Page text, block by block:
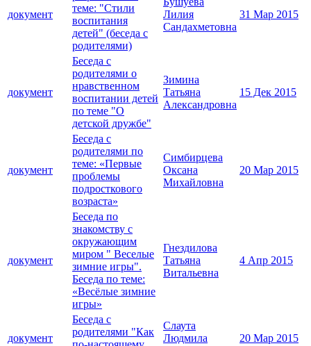
документ
теме: "Стили
воспитания
детей" (беседа с
родителями)
Лилия
Сандахметовна
31 Мар 2015
документ
Беседа с
родителями о
нравственном
воспитании детей
по теме "О
детской дружбе"
Зимина
Татьяна
Александровна
15 Дек 2015
документ
Беседа с
родителями по
теме: «Первые
проблемы
подросткового
возраста»
Симбирцева
Оксана
Михайловна
20 Мар 2015
документ
Беседа по
знакомству с
окружающим
миром " Веселые
зимние игры".
Беседа по теме:
«Весёлые зимние
игры»
Гнездилова
Татьяна
Витальевна
4 Апр 2015
документ
Беседа с
родителями "Как
Слаута
Людмила
20 Мар 2015